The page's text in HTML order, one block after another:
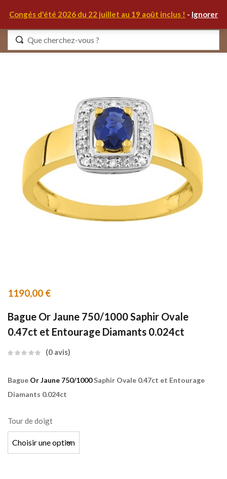
Congés d'été 2026 du 22 juillet au 19 août inclus ! - Ignorer
1190,00 €
Bague Or Jaune 750/1000 Saphir Ovale
0.47ct et Entourage Diamants 0.024ct
0 avis
Bague Or Jaune 750/1000Saphir Ovale 0.47ct et Entourage
Diamants 0.024ct
Tour de doigt
Identifiez-vous
Se souvenir de moi Mot de passe oublié ?
S'IDENTIFIER